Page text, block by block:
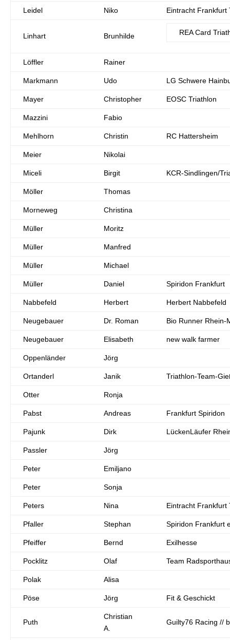
Leidel Niko Eintracht Frankfurt
Linhart Brunhilde REA Card
Löffler Rainer
Markmann Udo LG Schwere
Mayer Christopher EOSC Triathlon
Mazzini Fabio
Mehlhorn Christin RC Hattersheim
Meier Nikolai
Miceli Birgit KCR-Sindlingen/
Möller Thomas
Morneweg Christina
Müller Moritz
Müller Manfred
Müller Michael
Müller Daniel Spiridon Frankfurt
Nabbefeld Herbert Herbert Nabbefeld
Neugebauer Dr. Roman Bio Runner Rhein-
Neugebauer Elisabeth new walk farmer
Oppenländer Jörg
Ortanderl Janik Triathlon-Team-
Otter Ronja
Pabst Andreas Frankfurt Spiridon
Pajunk Dirk LückenLäufer
Passler Jörg
Peter Emiljano
Peter Sonja
Peters Nina Eintracht Frankfurt
Pfaller Stephan Spiridon Frankfurt
Pfeiffer Bernd Exilhesse
Pocklitz Olaf Team
Polak Alisa
Pöse Jörg Fit & Geschickt
Puth
Christian
A.
Guilty76 Racing //